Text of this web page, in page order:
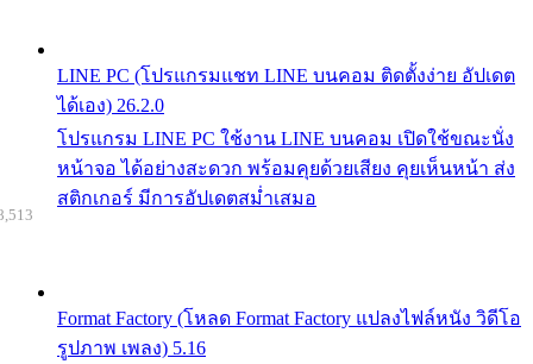
LINE PC (โปรแกรมแชท LINE บนคอม ติดตั้งง่าย อัปเดต
ได้เอง) 26.2.0
โปรแกรม LINE PC ใช้งาน LINE บนคอม เปิดใช้ขณะนั่ง
หน้าจอ ได้อย่างสะดวก พร้อมคุยด้วยเสียง คุยเห็นหน้า ส่ง
สติกเกอร์ มีการอัปเดตสม่ำเสมอ
Format Factory (โหลด Format Factory แปลงไฟล์หนัง วิดีโอ
รูปภาพ เพลง) 5.16